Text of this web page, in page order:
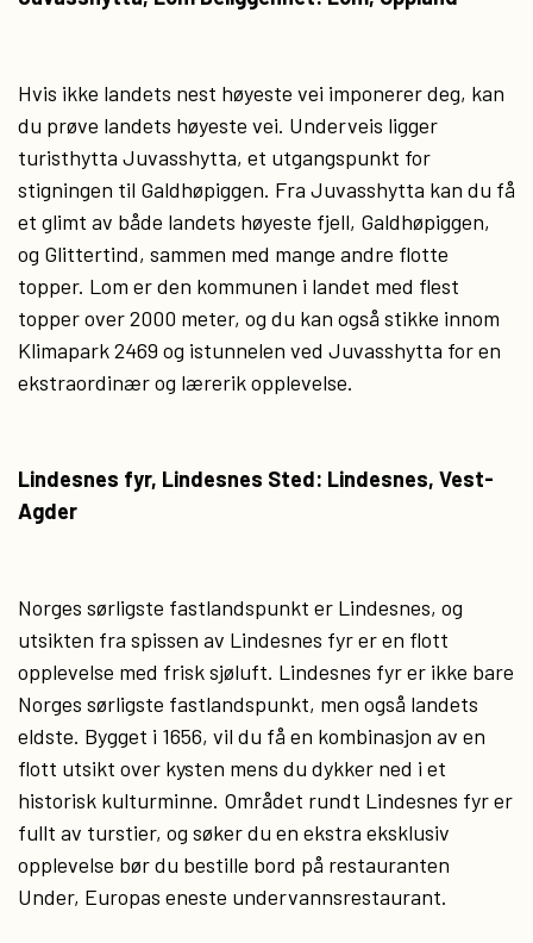
Hvis ikke landets nest høyeste vei imponerer deg, kan
du prøve landets høyeste vei. Underveis ligger
turisthytta Juvasshytta, et utgangspunkt for
stigningen til Galdhøpiggen. Fra Juvasshytta kan du få
et glimt av både landets høyeste fjell, Galdhøpiggen,
og Glittertind, sammen med mange andre flotte
topper. Lom er den kommunen i landet med flest
topper over 2000 meter, og du kan også stikke innom
Klimapark 2469 og istunnelen ved Juvasshytta for en
ekstraordinær og lærerik opplevelse.
Lindesnes fyr, Lindesnes Sted: Lindesnes, Vest-
Agder
Norges sørligste fastlandspunkt er Lindesnes, og
utsikten fra spissen av Lindesnes fyr er en flott
opplevelse med frisk sjøluft. Lindesnes fyr er ikke bare
Norges sørligste fastlandspunkt, men også landets
eldste. Bygget i 1656, vil du få en kombinasjon av en
flott utsikt over kysten mens du dykker ned i et
historisk kulturminne. Området rundt Lindesnes fyr er
fullt av turstier, og søker du en ekstra eksklusiv
opplevelse bør du bestille bord på restauranten
Under, Europas eneste undervannsrestaurant.